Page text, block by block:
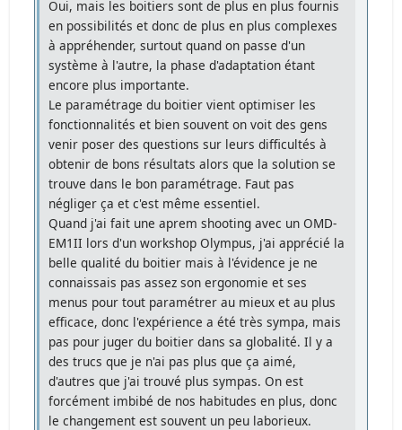
Oui, mais les boitiers sont de plus en plus fournis
en possibilités et donc de plus en plus complexes
à appréhender, surtout quand on passe d'un
système à l'autre, la phase d'adaptation étant
encore plus importante.
Le paramétrage du boitier vient optimiser les
fonctionnalités et bien souvent on voit des gens
venir poser des questions sur leurs difficultés à
obtenir de bons résultats alors que la solution se
trouve dans le bon paramétrage. Faut pas
négliger ça et c'est même essentiel.
Quand j'ai fait une aprem shooting avec un OMD-
EM1II lors d'un workshop Olympus, j'ai apprécié la
belle qualité du boitier mais à l'évidence je ne
connaissais pas assez son ergonomie et ses
menus pour tout paramétrer au mieux et au plus
efficace, donc l'expérience a été très sympa, mais
pas pour juger du boitier dans sa globalité. Il y a
des trucs que je n'ai pas plus que ça aimé,
d'autres que j'ai trouvé plus sympas. On est
forcément imbibé de nos habitudes en plus, donc
le changement est souvent un peu laborieux.